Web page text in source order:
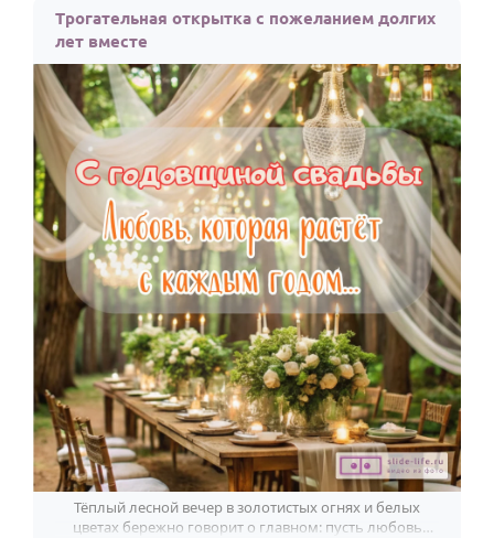
Трогательная открытка с пожеланием долгих
лет вместе
Тёплый лесной вечер в золотистых огнях и белых
цветах бережно говорит о главном: пусть любовь